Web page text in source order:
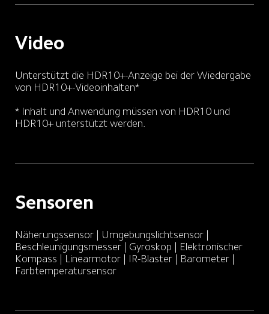
Video
Unterstützt die HDR10+-Anzeige bei der Wiedergabe
von HDR10+-Videoinhalten*
* Inhalt und Anwendung müssen von HDR10 und
HDR10+ unterstützt werden.
Sensoren
Näherungssensor | Umgebungslichtsensor |
Beschleunigungsmesser | Gyroskop | Elektronischer
Kompass | Linearmotor | IR-Blaster | Barometer |
Farbtemperatursensor